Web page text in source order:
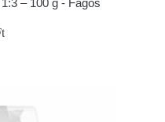
– 100 g - Fagoš